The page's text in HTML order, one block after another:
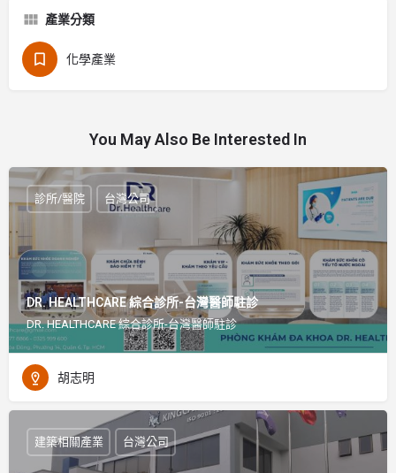
產業分類
化學產業
You May Also Be Interested In
DR. HEALTHCARE 綜合診所-台灣醫師駐診
DR. HEALTHCARE 綜合診所-台灣醫師駐診
診所/醫院 台灣公司
胡志明
建築相關產業 台灣公司